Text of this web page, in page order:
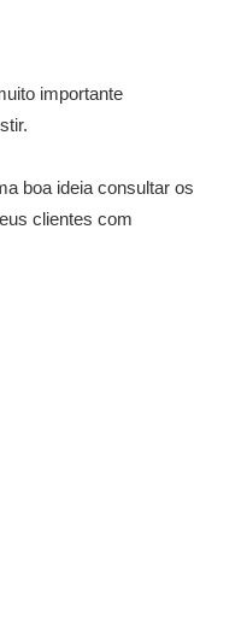
importante
boa ideia consultar os
clientes com